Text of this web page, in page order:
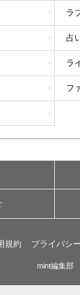
ラ
占
ラ
フ
規約 プライバシ
mint編集部